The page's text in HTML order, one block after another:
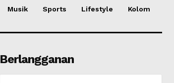
Musik Sports Lifestyle Kolom
Berlangganan